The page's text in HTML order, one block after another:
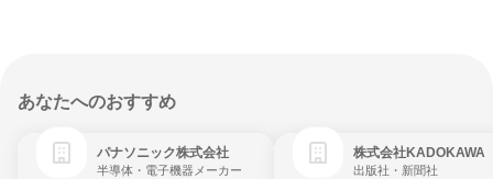
あなたへのおすすめ
パナソニック株式会社
半導体・電子機器メーカー
株式会社KADOKAWA
出版社・新聞社